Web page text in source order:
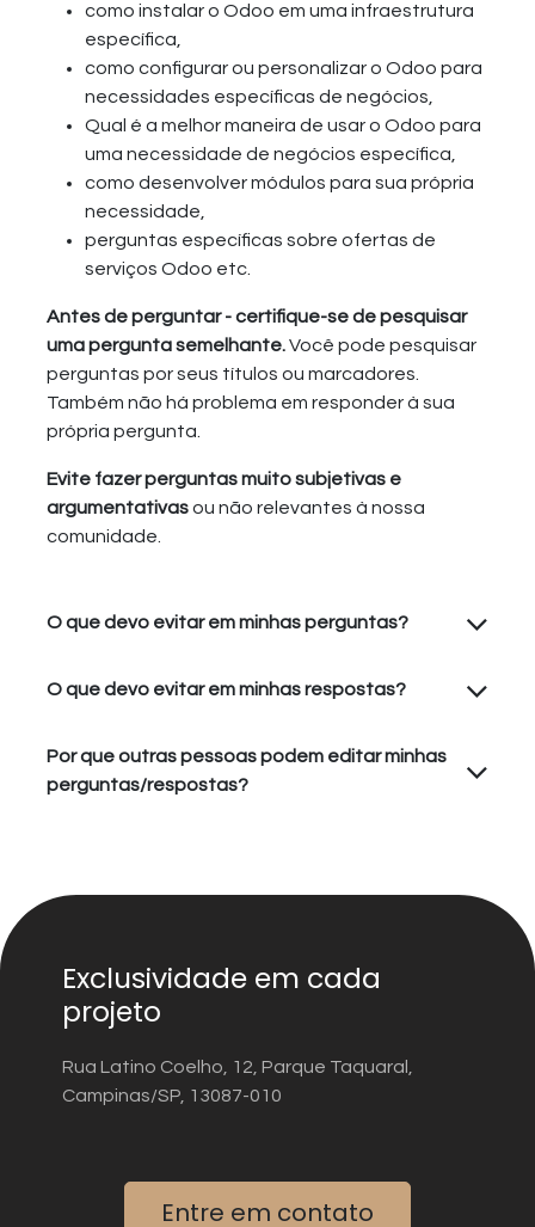
como instalar o Odoo em uma infraestrutura
específica,
como configurar ou personalizar o Odoo para
necessidades específicas de negócios,
Qual é a melhor maneira de usar o Odoo para
uma necessidade de negócios específica,
como desenvolver módulos para sua própria
necessidade,
perguntas específicas sobre ofertas de
serviços Odoo etc.
Antes de perguntar - certifique-se de pesquisar
uma pergunta semelhante.Você pode pesquisar
perguntas por seus títulos ou marcadores.
Também não há problema em responder à sua
própria pergunta.
Evite fazer perguntas muito subjetivas e
argumentativasou não relevantes à nossa
comunidade.
O que devo evitar em minhas perguntas?
O que devo evitar em minhas respostas?
Por que outras pessoas podem editar minhas
perguntas/respostas?
Exclusividade em cada
projeto
Entre em contato
Rua Latino Coelho, 12, Parque Taquaral,
Campinas/SP, 13087-010